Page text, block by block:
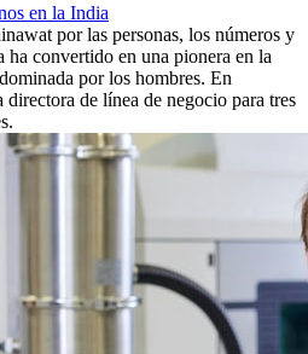
en la India
por las personas, los números y
ha convertido en una pionera en la
por los hombres. En
directora de línea de negocio para tres